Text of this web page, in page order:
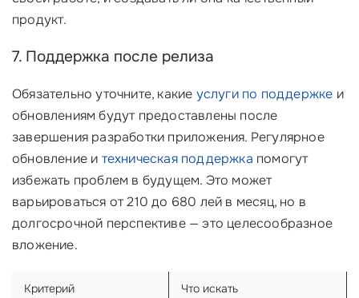
продукт.
7. Поддержка после релиза
Обязательно уточните, какие услуги по поддержке и
обновлениям будут предоставлены после
завершения разработки приложения. Регулярное
обновление и техническая поддержка помогут
избежать проблем в будущем. Это может
варьироваться от 210 до 680 лей в месяц, но в
долгосрочной перспективе — это целесообразное
вложение.
Критерий Что искать